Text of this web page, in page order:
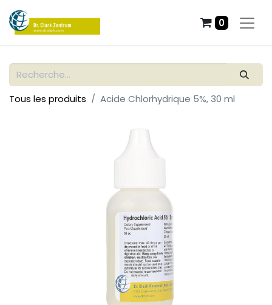
0
Tous les produits Acide Chlorhydrique 5%, 30 ml